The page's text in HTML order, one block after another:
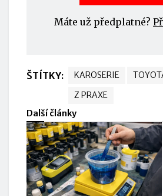
Máte už předplatné?
ŠTÍTKY: KAROSERIE
Z PRAXE
Další články